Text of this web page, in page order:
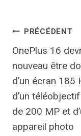
de
l’article
PRÉCÉDENT
OnePlus 16
nouveau être
d’un écran 185
d’un
de 200 MP et
appareil photo